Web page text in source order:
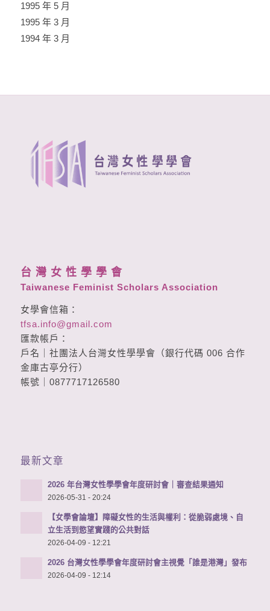
1995 年 5 月
1995 年 3 月
1994 年 3 月
台 灣 女 性 學 學 會
Taiwanese Feminist Scholars Association
女學會信箱：
tfsa.info@gmail.com
匯款帳戶：
戶名｜社團法人台灣女性學學會（銀行代碼 006 合作
金庫古亭分行）
帳號｜0877717126580
最新文章
2026 年台灣女性學學會年度研討會｜審查結果通知
2026-05-31 - 20:24
【女學會論壇】障礙女性的生活與權利：從脆弱處境、自
立生活到慾望實踐的公共對話
2026-04-09 - 12:21
2026 台灣女性學學會年度研討會主視覺「誰是港灣」發布
2026-04-09 - 12:14